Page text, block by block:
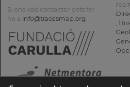
Si ens vols contactar pots fer-
ho a info@tracesmap.org
, l'